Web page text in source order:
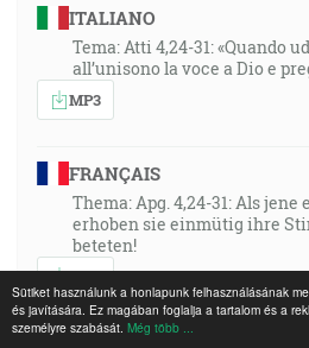
Sütiket használunk a honlapunk felhasználásának
és javítására. Ez magában foglalja a tartalom és a
személyre szabását. Még több ...
ITALIANO
Tema: Atti 4,24-31: «Quando
all’unisono la voce a Dio e
MP3
FRANÇAIS
Thema: Apg. 4,24-31: Als
erhoben sie einmütig ihre
beteten!
MP3